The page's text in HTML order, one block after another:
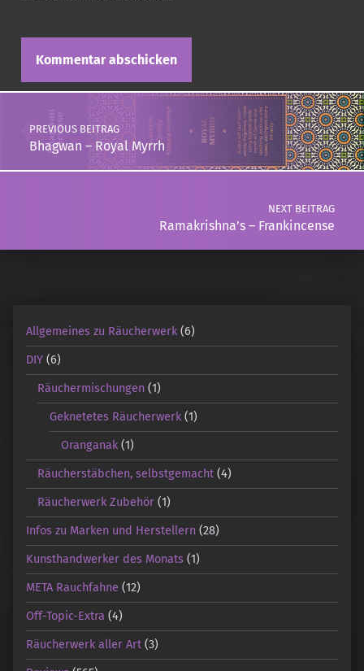
Post navigation
PREVIOUS BEITRAG
Bhagwan – Royal Myrrh
NEXT BEITRAG
Ramakrishna’s – Frankincense
Allgemeines zu Räucherwerk (6)
DIY (6)
Räuchermischungen (1)
Geknetetes Räucherwerk(1)
Oranganak (1)
Räucherstäbchen, selbstgemacht (4)
Räucherwerk Zubehör (1)
Infos zu Marken und Herstellern (28)
Kunsthandwerker des Monats (1)
META Rauchfahne (12)
Off-Topic-Extra (4)
Räucherwerk aller Art (3)